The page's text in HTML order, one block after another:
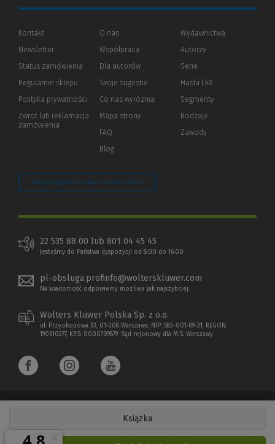
Książka
Kontakt
Newsletter
Status zamówienia
Regulamin sklepu
Polityka prywatności (Nowe
(Link
innej
Zwrot lub reklamacja
zamówienia
O nas
Współpraca
Dla autorów(Nowe
(Link
innej
strony)
Twoje sugestie
Co nas wyróżnia
Mapa strony
FAQ
Blog
Wydawnictwa
Autorzy
Serie
Hasła LEX
Segmenty
Rodzaje
Zawody
Zarządzaj preferencjami plików cookie
22 535 88 00 lub 801 04 45 45
Jesteśmy do Państwa dyspozycji od 8:00 do 16:00
pl-obsluga.profinfo@wolterskluwer.com
Na wiadomość odpowiemy możliwe jak najszybciej.
Wolters Kluwer Polska Sp. z o.o.
ul. Przyokopowa 33, 01-208 Warszawa; NIP: 583-001-89-31, REGON:
190610277, KRS: 0000709879, Sąd rejonowy dla M.S. Warszawy
Copyright 1997 - 2026 Wolters Kluwer Polska Sp. z o.o.